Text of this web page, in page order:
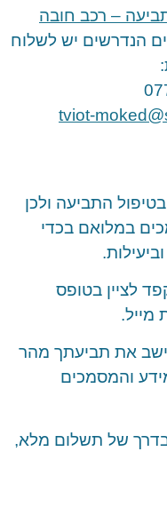
– רכב חובה
הנדרשים יש לשלוח
tviot-
התביעה ולכן
במלואם בכדי
לציין בטופס
מייל.
את תביעתך מהר
והמסמכים
של תשלום מלא,